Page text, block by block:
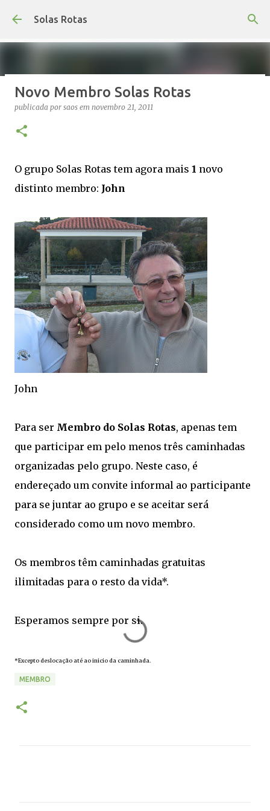
Avançar para o conteúdo principal
Solas Rotas
Os Solas Rotas estão de férias
Novo Membro Solas Rotas
publicada por saos em novembro 21, 2011
O grupo Solas Rotas tem agora mais 1 novo
distinto membro: John
John
Para ser Membro do Solas Rotas, apenas tem
que participar em pelo menos três caminhadas
organizadas pelo grupo. Neste caso, é
endereçado um convite informal ao participante
para se juntar ao grupo e se aceitar será
considerado como um novo membro.
Os membros têm caminhadas gratuitas
ilimitadas para o resto da vida*.
Esperamos sempre por si.
*Excepto deslocação até ao inicio da caminhada.
MEMBRO